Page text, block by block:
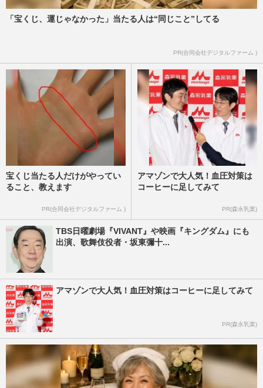
「宝くじ、運じゃなかった」当たる人は“同じこと”してる
PR(合同会社デジタルファーム )
宝くじ当たる人だけがやってい
ること、教えます
PR(合同会社デジタルファーム )
アマゾンで大人気！血圧対策は
コーヒーに足してみて
PR(森永乳業)
TBS日曜劇場『VIVANT』や映画『キングダム』にも
出演、歌舞伎役者・坂東彌十...
アマゾンで大人気！血圧対策はコーヒーに足してみて
PR(森永乳業)